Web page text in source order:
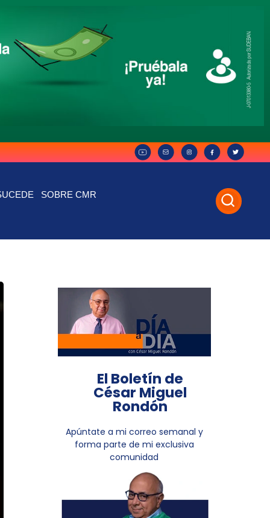
SOBRE CMR
El Boletín de
César Miguel
Rondón
Apúntate a mi correo semanal y
forma parte de mi exclusiva
comunidad